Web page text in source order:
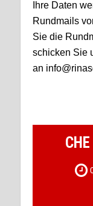
Ihre Daten
Rundmails
Sie die
schicken Sie
an